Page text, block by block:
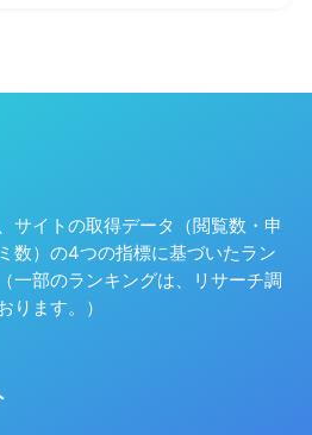
サイトの取得データ（閲覧数・申
数）の4つの指標に基づいたラン
一部のランキングは、リサーチ調
ります。）